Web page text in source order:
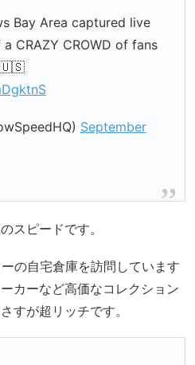
Bay Area captured live
CRAZY CROWD of fans
September
スピードです。
の自宅倉庫を訪問しています
カーなど高価なコレクション
すが超リッチです。